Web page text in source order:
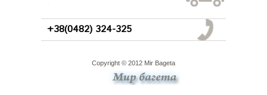
+38(0482) 324-325
Copyright © 2012 Mir Bageta